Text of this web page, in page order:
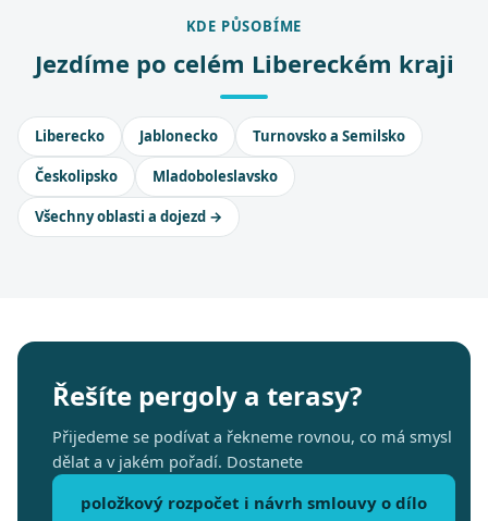
KDE PŮSOBÍME
Jezdíme po celém Libereckém kraji
Liberecko Jablonecko Turnovsko a Semilsko
Českolipsko Mladoboleslavsko
Všechny oblasti a dojezd →
Řešíte pergoly a terasy?
Přijedeme se podívat a řekneme rovnou, co má smysl
dělat a v jakém pořadí. Dostanete
položkový rozpočet i návrh smlouvy o dílo